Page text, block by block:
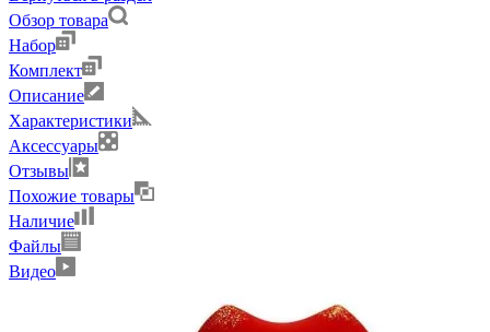
Обзор товара
Набор
Комплект
Описание
Характеристики
Аксессуары
Отзывы
Похожие товары
Наличие
Файлы
Видео